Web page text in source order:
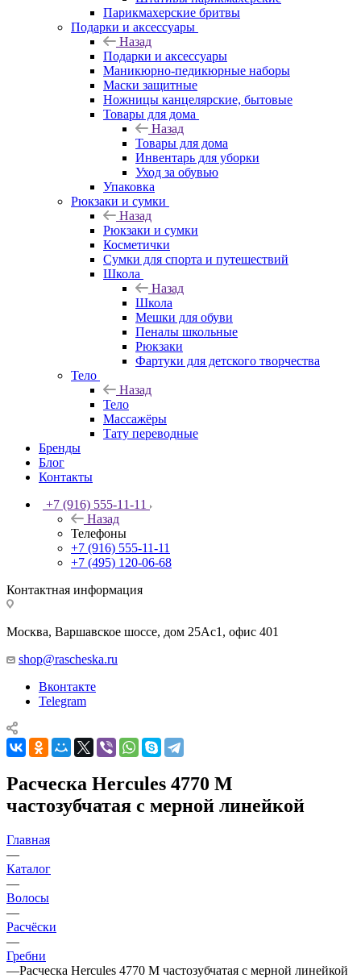
Парикмахерские бритвы
Подарки и аксессуары
Назад
Подарки и аксессуары
Маникюрно-педикюрные наборы
Маски защитные
Ножницы канцелярские, бытовые
Товары для дома
Назад
Товары для дома
Инвентарь для уборки
Уход за обувью
Упаковка
Рюкзаки и сумки
Назад
Рюкзаки и сумки
Косметички
Сумки для спорта и путешествий
Школа
Назад
Школа
Мешки для обуви
Пеналы школьные
Рюкзаки
Фартуки для детского творчества
Тело
Назад
Тело
Массажёры
Тату переводные
Бренды
Блог
Контакты
+7 (916) 555-11-11
Назад
Телефоны
+7 (916) 555-11-11
+7 (495) 120-06-68
Контактная информация
Москва, Варшавское шоссе, дом 25Аc1, офис 401
shop@rascheska.ru
Вконтакте
Telegram
Расческа Hercules 4770 M
частозубчатая с мерной линейкой
Главная
—
Каталог
—
Волосы
—
Расчёски
—
Гребни
—Расческа Hercules 4770 M частозубчатая с мерной линейкой